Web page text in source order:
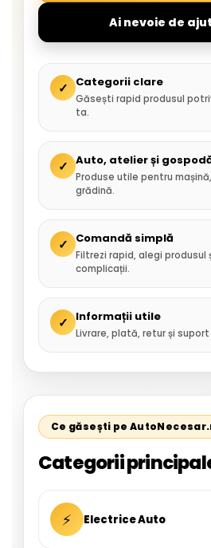
Ai nevoie de
✓ Categorii clare
Găsești rapid produsul
ta.
✓ Auto, atelier și
Produse utile pentru
grădină.
✓ Comandă simplă
Filtrezi rapid, alegi produsul
complicații.
✓ Informații utile
Livrare, plată, retur și
Ce găsești pe
Categorii
⚡ Electrice Auto